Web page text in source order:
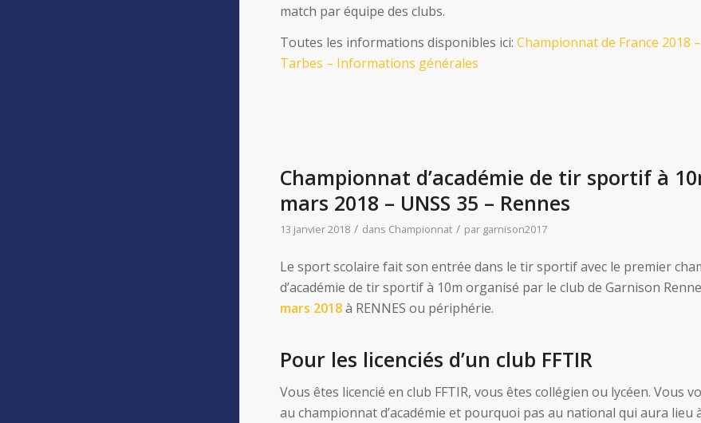
match par équipe des clubs.
Toutes les informations disponibles ici: Championnat de France 2018
Tarbes – Informations générales
Championnat d’académie de tir sportif à
mars 2018 – UNSS 35 – Rennes
13 janvier 2018 / dans Championnat / par garnison2017
Le sport scolaire fait son entrée dans le tir sportif avec le premier
d’académie de tir sportif à 10m organisé par le club de Garnison
mars 2018à RENNES ou périphérie.
Pour les licenciés d’un club FFTIR
Vous êtes licencié en club FFTIR, vous êtes collégien ou lycéen. Vous
au championnat d’académie et pourquoi pas au national qui aura lieu à